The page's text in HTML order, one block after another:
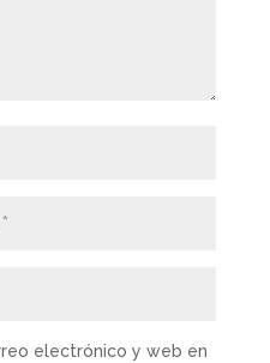
electrónico y web en